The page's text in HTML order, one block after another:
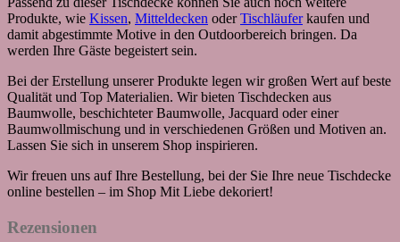
Produkte, wie Kissen, Mitteldecken oderTischläuferkaufen und
damit abgestimmte Motive in den Outdoorbereich bringen. Da
werden Ihre Gäste begeistert sein.
Bei der Erstellung unserer Produkte legen wir großen Wert auf beste
Qualität und Top Materialien. Wir bieten Tischdecken aus
Baumwolle, beschichteter Baumwolle, Jacquard oder einer
Baumwollmischung und in verschiedenen Größen und Motiven an.
Lassen Sie sich in unserem Shop inspirieren.
Wir freuen uns auf Ihre Bestellung, bei der Sie Ihre neue Tischdecke
online bestellen – im Shop Mit Liebe dekoriert!
Rezensionen